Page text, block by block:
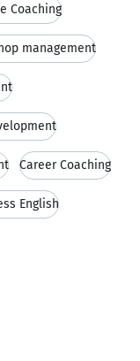
Coaching
management
Career Coaching
English